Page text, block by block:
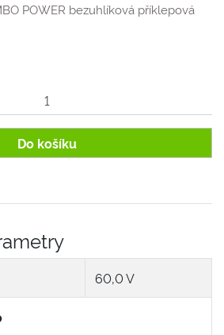
POWER bezuhlíková příklepová
Do košíku
60,0 V